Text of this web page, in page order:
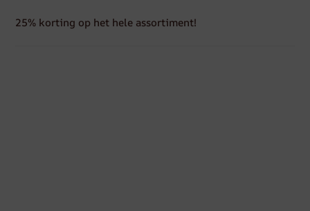
25% korting op het hele assortiment!